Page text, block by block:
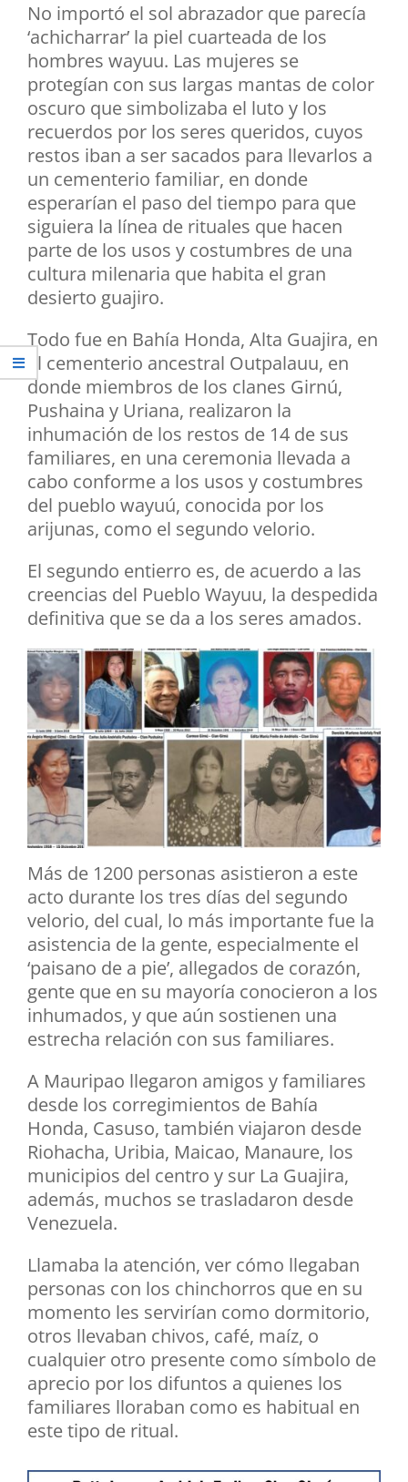
No importó el sol abrazador que parecía
‘achicharrar’ la piel cuarteada de los
hombres wayuu. Las mujeres se
protegían con sus largas mantas de color
oscuro que simbolizaba el luto y los
recuerdos por los seres queridos, cuyos
restos iban a ser sacados para llevarlos a
un cementerio familiar, en donde
esperarían el paso del tiempo para que
siguiera la línea de rituales que hacen
parte de los usos y costumbres de una
cultura milenaria que habita el gran
desierto guajiro.
Todo fue en Bahía Honda, Alta Guajira, en
el cementerio ancestral Outpalauu, en
donde miembros de los clanes Girnú,
Pushaina y Uriana, realizaron la
inhumación de los restos de 14 de sus
familiares, en una ceremonia llevada a
cabo conforme a los usos y costumbres
del pueblo wayuú, conocida por los
arijunas, como el segundo velorio.
El segundo entierro es, de acuerdo a las
creencias del Pueblo Wayuu, la despedida
definitiva que se da a los seres amados.
Más de 1200 personas asistieron a este
acto durante los tres días del segundo
velorio, del cual, lo más importante fue la
asistencia de la gente, especialmente el
‘paisano de a pie’, allegados de corazón,
gente que en su mayoría conocieron a los
inhumados, y que aún sostienen una
estrecha relación con sus familiares.
A Mauripao llegaron amigos y familiares
desde los corregimientos de Bahía
Honda, Casuso, también viajaron desde
Riohacha, Uribia, Maicao, Manaure, los
municipios del centro y sur La Guajira,
además, muchos se trasladaron desde
Venezuela.
Llamaba la atención, ver cómo llegaban
personas con los chinchorros que en su
momento les servirían como dormitorio,
otros llevaban chivos, café, maíz, o
cualquier otro presente como símbolo de
aprecio por los difuntos a quienes los
familiares lloraban como es habitual en
este tipo de ritual.